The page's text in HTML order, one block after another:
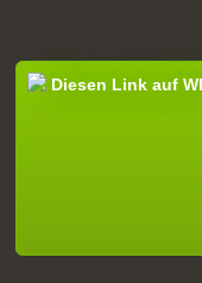
Diesen Link auf